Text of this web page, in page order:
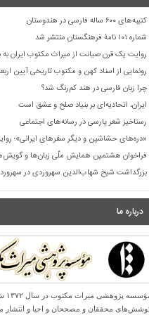
کتیبه‌های ۶۰۰ ساله فارسی در هندوستان
شماره ۱۰۱ نامۀ فرهنگستان منتشر شد
روایت یک قرن صیانت از میراث مکتوب ایران به
رونمایی از اسناد کهن و مکتوب تاریخی آیین
چرا زبان فارسی در هند کم‌رنگ شد؟
ایران، اتحادیه‌ای بر بنیاد صلح و عشق است
رستاخیز شعر پارسی در رسانه‌های اجتماعی
«دره‌های حشاشین و دیگر سفرهای ایرانی»؛
فراخوان هشتمین همایش ملّی زبان‌ها و
بزرگداشت شیخ شهاب‌الدین سهروردی در سهرورد
درباره ما
محققان و مصححان و احیا و انتشار